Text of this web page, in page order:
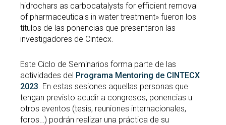
hidrochars as carbocatalysts for efficient removal
of pharmaceuticals in water treatment» fueron los
títulos de las ponencias que presentaron las
investigadores de Cintecx.
Este Ciclo de Seminarios forma parte de las
actividades del Programa Mentoring de CINTECX
2023. En estas sesiones aquellas personas que
tengan previsto acudir a congresos, ponencias u
otros eventos (tesis, reuniones internacionales,
foros…) podrán realizar una práctica de su